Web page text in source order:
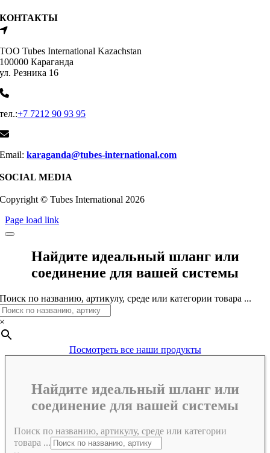
КОНТАКТЫ
ТОО Tubes International Kazachstan
100000 Караганда
ул. Резника 16
тел.:+7 7212 90 93 95
Email:karaganda@tubes-international.com
SOCIAL MEDIA
Copyright © Tubes International 2026
Page load link
Найдите идеальный шланг или
соединение для вашей системы
Поиск по названию, артикулу, среде или категории товара ...
×
Посмотреть все наши продукты
Найдите идеальный шланг или
соединение для вашей системы
Поиск по названию, артикулу, среде или категории
товара ...